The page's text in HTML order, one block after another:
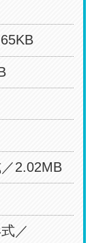
2.02MB
／